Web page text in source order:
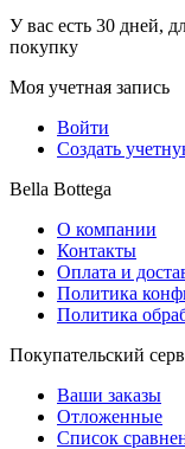
У вас есть 30 дней,
покупку
Моя учетная запись
Войти
Создать
Bella Bottega
О компании
Контакты
Оплата и
Политика
Политика
Покупательский
Ваши заказы
Отложенные
Список